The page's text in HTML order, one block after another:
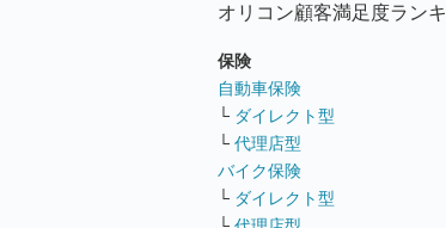
オリコン顧客満足度ラン
保険
自動車保険
└ ダイレクト型
└ 代理店型
バイク保険
└ ダイレクト型